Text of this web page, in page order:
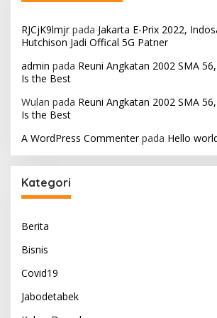
RJCjK9lmjrpada Jakarta E-Prix 2022,
Hutchison Jadi Offical 5G Patner
admin pada Reuni Angkatan 2002 SMA
Is the Best
Wulan pada Reuni Angkatan 2002 SMA
Is the Best
A WordPress Commenterpada Hello
Kategori
Berita
Bisnis
Covid19
Jabodetabek